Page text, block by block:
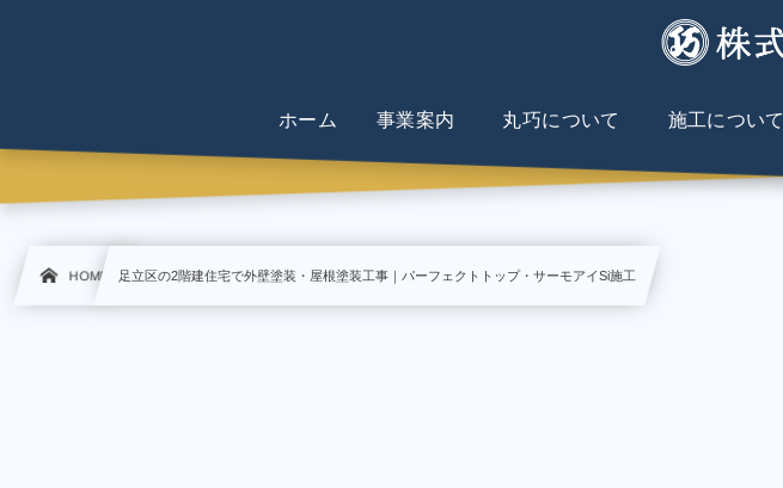
ホーム 事業案内 丸巧について 施工について
HOME 足立区の2階建住宅で外壁塗装・屋根塗装工事｜パーフェクトトップ・サーモアイSi施工